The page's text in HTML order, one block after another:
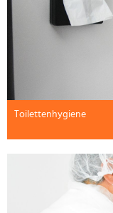
Toilettenhygiene